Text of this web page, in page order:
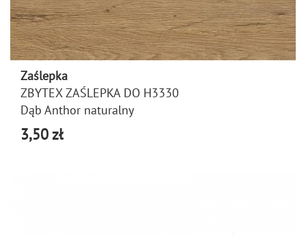
Zaślepka
ZBYTEX ZAŚLEPKA DO H3330
Dąb Anthor naturalny
3,50 zł